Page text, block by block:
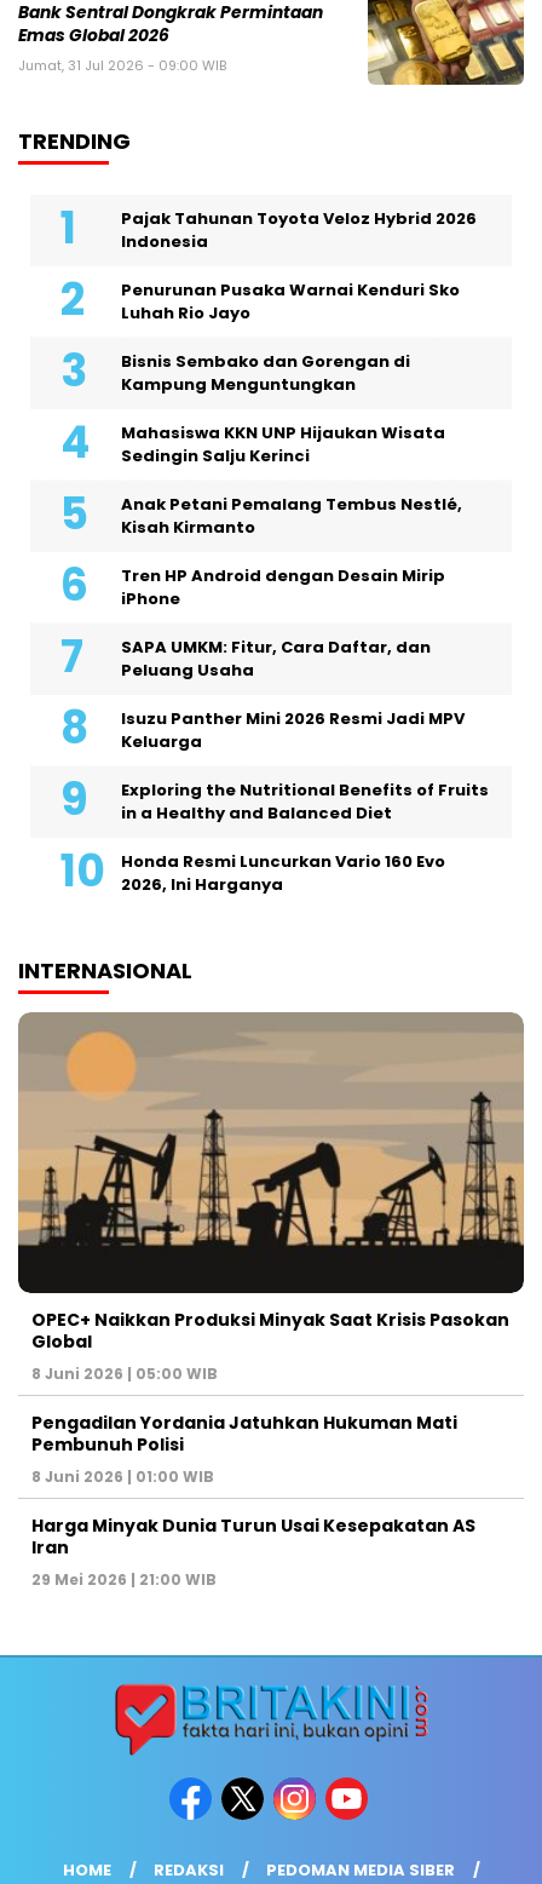
Bank Sentral Dongkrak Permintaan
Emas Global 2026
Jumat, 31 Jul 2026 - 09:00 WIB
TRENDING
Pajak Tahunan Toyota Veloz Hybrid 2026
Indonesia
Penurunan Pusaka Warnai Kenduri Sko
Luhah Rio Jayo
Bisnis Sembako dan Gorengan di
Kampung Menguntungkan
Mahasiswa KKN UNP Hijaukan Wisata
Sedingin Salju Kerinci
Anak Petani Pemalang Tembus Nestlé,
Kisah Kirmanto
Tren HP Android dengan Desain Mirip
iPhone
SAPA UMKM: Fitur, Cara Daftar, dan
Peluang Usaha
Isuzu Panther Mini 2026 Resmi Jadi MPV
Keluarga
Exploring the Nutritional Benefits of Fruits
in a Healthy and Balanced Diet
Honda Resmi Luncurkan Vario 160 Evo
2026, Ini Harganya
INTERNASIONAL
OPEC+ Naikkan Produksi Minyak Saat Krisis Pasokan
Global
8 Juni 2026 | 05:00 WIB
Pengadilan Yordania Jatuhkan Hukuman Mati
Pembunuh Polisi
8 Juni 2026 | 01:00 WIB
Harga Minyak Dunia Turun Usai Kesepakatan AS
Iran
29 Mei 2026 | 21:00 WIB
HOME REDAKSI PEDOMAN MEDIA SIBER